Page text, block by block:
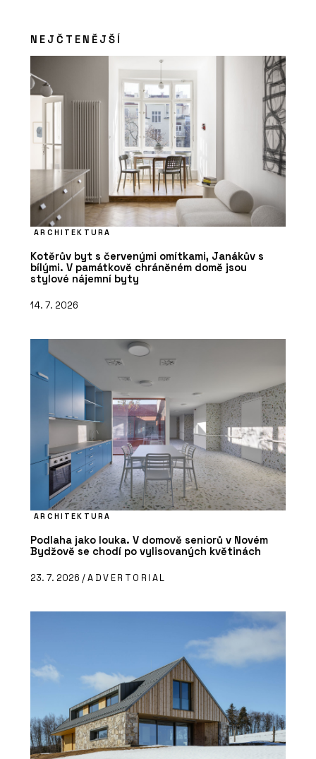
NEJČTENĚJŠÍ
ARCHITEKTURA
Kotěrův byt s červenými omítkami, Janákův s
bílými. V památkově chráněném domě jsou
stylové nájemní byty
14. 7. 2026
ARCHITEKTURA
Podlaha jako louka. V domově seniorů v Novém
Bydžově se chodí po vylisovaných květinách
23. 7. 2026 /ADVERTORIAL